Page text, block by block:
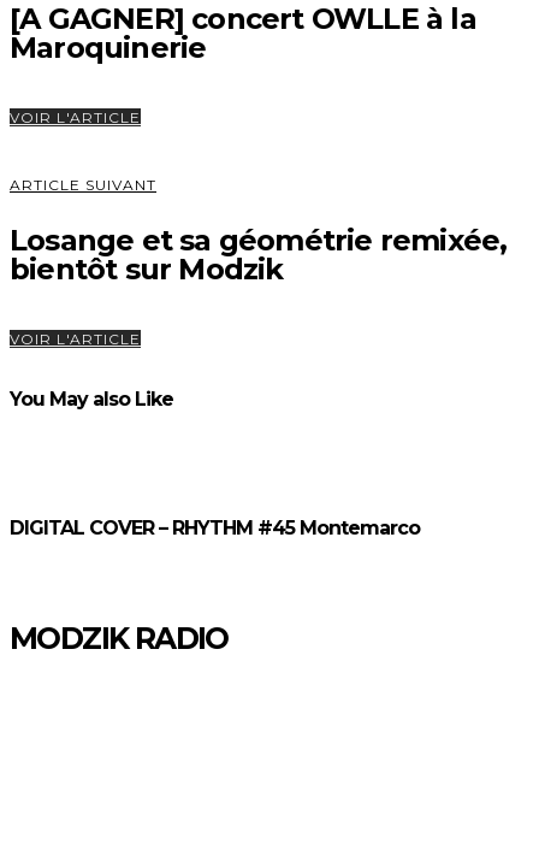
[A GAGNER] concert OWLLE à la
Maroquinerie
VOIR L'ARTICLE
ARTICLE SUIVANT
Losange et sa géométrie remixée,
bientôt sur Modzik
VOIR L'ARTICLE
You May also Like
DIGITAL COVER – RHYTHM #45 Montemarco
MODZIK RADIO